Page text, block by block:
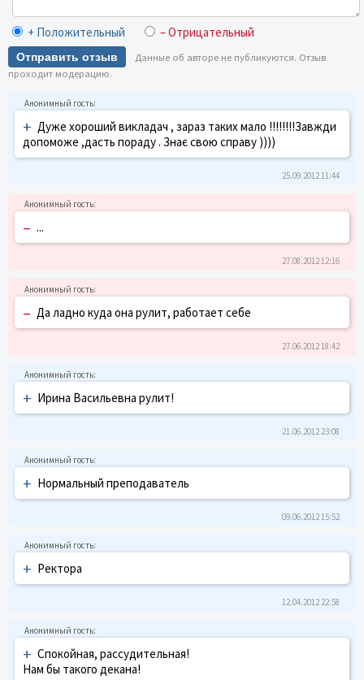
+ Положительный – Отрицательный
Отправить отзыв
Данные об авторе не публикуются. Отзыв
проходит модерацию.
+ Дуже хороший викладач , зараз таких мало !!!!!!!!Завжди
допоможе ,дасть пораду . Знає свою справу ))))
25.09.2012 11:44
– ...
27.08.2012 12:16
– Да ладно куда она рулит, работает себе
27.06.2012 18:42
+ Ирина Васильевна рулит!
21.06.2012 23:08
+ Нормальный преподаватель
09.06.2012 15:52
+ Ректора
12.04.2012 22:58
+ Спокойная, рассудительная!
Нам бы такого декана!